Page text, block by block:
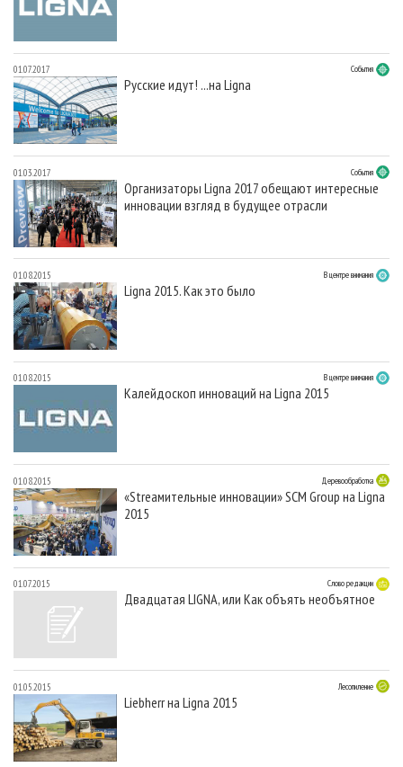
01.07.2017 События
Русские идут! ...на Ligna
01.03.2017 События
Организаторы Ligna 2017 обещают интересные
инновации взгляд в будущее отрасли
01.08.2015 В центре внимания
Ligna 2015. Как это было
01.08.2015 В центре внимания
Калейдоскоп инноваций на Ligna 2015
01.08.2015 Деревообработка
«Streaмительные инновации» SCM Group на Ligna
2015
01.07.2015 Слово редакции
Двадцатая LIGNA, или Как объять необъятное
01.05.2015 Лесопиление
Liebherr на Ligna 2015